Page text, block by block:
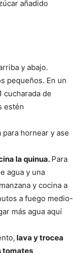
añadido
y abajo.
pequeños. En un
cucharada de
estén
para hornear y ase
la quinua. Para
agua y una
y cocina a
a fuego medio-
más agua aquí
lava y trocea
tomates